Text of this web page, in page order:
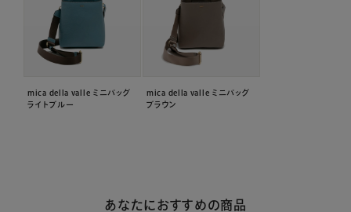
mica della valle ミニバッグ
ライトブルー
mica della valle ミニバッグ
ブラウン
あなたにおすすめの商品